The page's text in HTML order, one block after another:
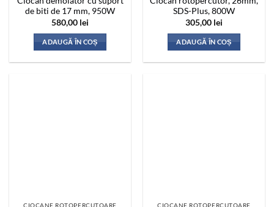
de biti de 17 mm, 950W
580,00 lei
ADAUGĂ ÎN COȘ
SDS-Plus, 800W
305,00 lei
ADAUGĂ ÎN COȘ
CIOCANE ROTOPERCUTOARE CIOCANE ROTOPERCUTOARE